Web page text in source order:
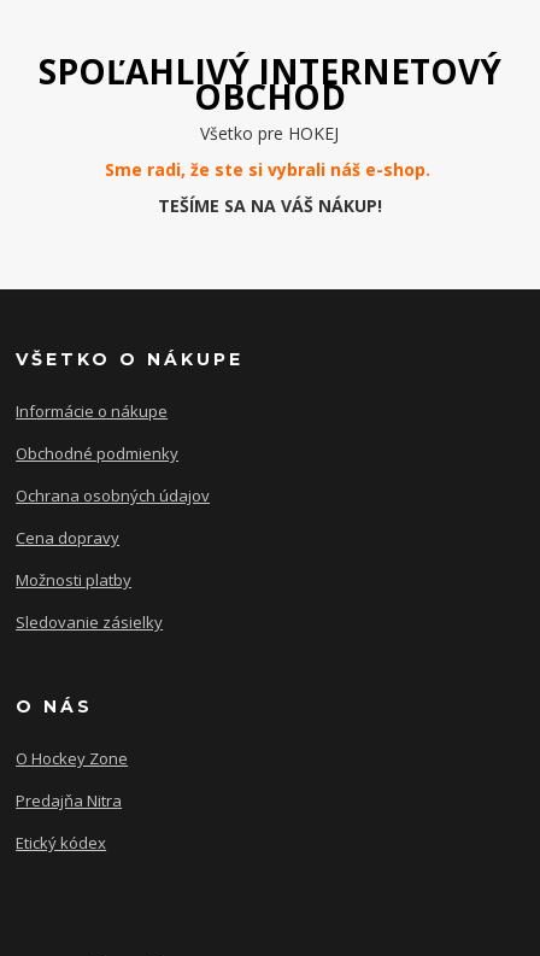
SPOĽAHLIVÝ INTERNETOVÝ
OBCHOD
Všetko pre HOKEJ
Sme radi, že ste si vybrali náš e-shop.
TEŠÍME SA NA VÁŠ NÁKUP!
VŠETKO O NÁKUPE
Informácie o nákupe
Obchodné podmienky
Ochrana osobných údajov
Cena dopravy
Možnosti platby
Sledovanie zásielky
O NÁS
O Hockey Zone
Predajňa Nitra
Etický kódex